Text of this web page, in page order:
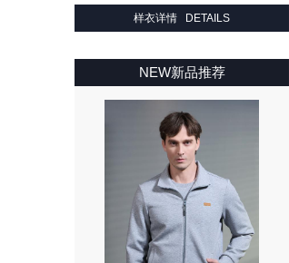
样衣详情 DETAILS
NEW新品推荐